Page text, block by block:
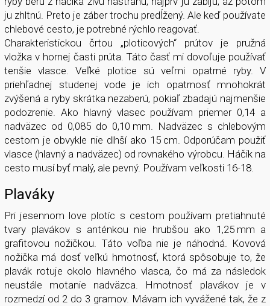
ju zhltnú. Preto je záber trochu predĺžený. Ale keď používate
chlebové cesto, je potrebné rýchlo reagovať.
Charakteristickou črtou „ploticových“ prútov je pružná
vložka v hornej časti prúta. Táto časť mi dovoľuje používať
tenšie vlasce. Veľké plotice sú veľmi opatrné ryby. V
priehľadnej studenej vode je ich opatrnosť mnohokrát
zvýšená a ryby skrátka nezaberú, pokiaľ zbadajú najmenšie
podozrenie. Ako hlavný vlasec používam priemer 0,14 a
nadväzec od 0,085 do 0,10 mm. Nadväzec s chlebovým
cestom je obvykle nie dlhší ako 15 cm. Odporúčam použiť
vlasce (hlavný a nadväzec) od rovnakého výrobcu. Háčik na
cesto musí byť malý, ale pevný. Používam veľkosti 16-18.
Plaváky
Pri jesennom love plotíc s cestom používam pretiahnuté
tvary plavákov s anténkou nie hrubšou ako 1,25 mm a
grafitovou nožičkou. Táto voľba nie je náhodná. Kovová
nožička má dosť veľkú hmotnosť, ktorá spôsobuje to, že
plavák rotuje okolo hlavného vlasca, čo má za následok
neustále motanie nadväzca. Hmotnosť plavákov je v
rozmedzí od 2 do 3 gramov. Mávam ich vyvážené tak, že z